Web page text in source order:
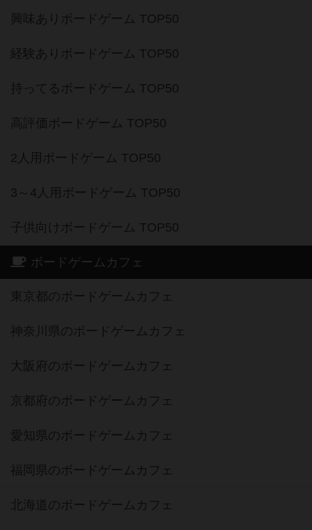
興味ありボードゲーム TOP50
経験ありボードゲーム TOP50
持ってるボードゲーム TOP50
高評価ボードゲーム TOP50
2人用ボードゲーム TOP50
3～4人用ボードゲーム TOP50
子供向けボードゲーム TOP50
ボードゲームカフェ
東京都のボードゲームカフェ
神奈川県のボードゲームカフェ
大阪府のボードゲームカフェ
京都府のボードゲームカフェ
愛知県のボードゲームカフェ
福岡県のボードゲームカフェ
北海道のボードゲームカフェ